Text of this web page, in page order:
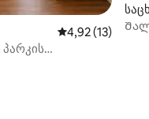
37 მიმოხილვა
საშუალო
4,92 (13)